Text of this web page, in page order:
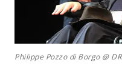
Philippe Pozzo di Borgo @ DR